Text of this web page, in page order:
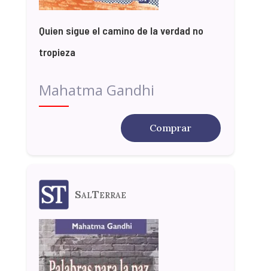
Quien sigue el camino de la verdad no
tropieza
Mahatma Gandhi
Comprar
SalTerrae